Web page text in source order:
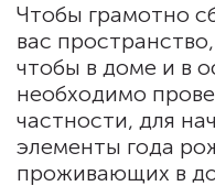
Чтобы грамотно
вас
чтобы в доме и в
необходимо
частности, для
элементы года
проживающих в